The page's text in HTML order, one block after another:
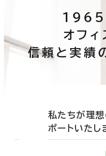
1965
オフィ
信頼と実績
私たちが理
ポートいたし